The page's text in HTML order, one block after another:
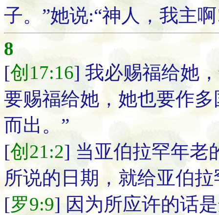
子。”她说:“神人，我主
8
[创17:16] 我必赐福给她
要赐福给她，她也要作
而出。”
[创21:2] 当亚伯拉罕年
所说的日期，就给亚伯
[罗9:9] 因为所应许的话